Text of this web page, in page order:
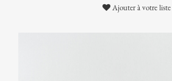
Ajouter à votre liste